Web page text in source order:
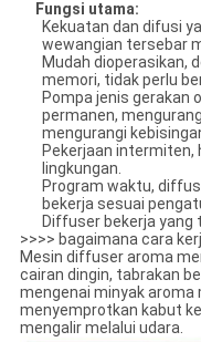
Fungsi utama:
Kekuatan dan difusi
wewangian tersebar
Mudah dioperasikan,
memori, tidak perlu
Pompa jenis gerakan
permanen,
mengurangi
Pekerjaan intermiten,
lingkungan.
Program waktu,
bekerja sesuai
Diffuser bekerja yang
>>>> bagaimana cara
Mesin diffuser aroma
cairan dingin, tabrakan
mengenai minyak aroma
menyemprotkan kabut
mengalir melalui udara.